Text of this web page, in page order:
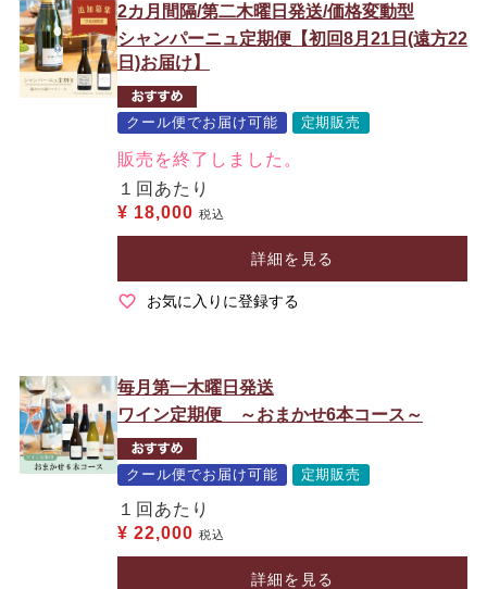
2カ月間隔/第二木曜日発送/価格変動型
シャンパーニュ定期便【初回8月21日(遠方22
日)お届け】
クール便でお届け可能 定期販売
販売を終了しました。
１回あたり
¥ 18,000 税込
詳細を見る
お気に入りに登録する
毎月第一木曜日発送
ワイン定期便 ～おまかせ6本コース～
クール便でお届け可能 定期販売
１回あたり
¥ 22,000 税込
詳細を見る